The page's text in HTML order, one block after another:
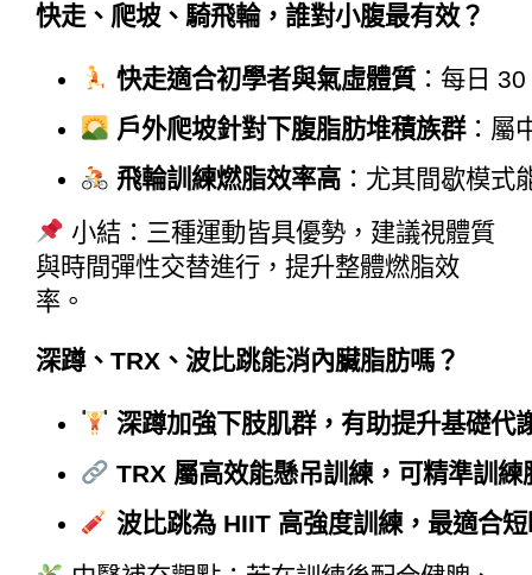
快走、爬坡、騎飛輪，誰對小腹最有效？
快走適合初學者與氣虛體質 ：每日
戶外爬坡針對下腹脂肪堆積族群：屬
飛輪訓練燃脂效率高 ：尤其間歇模
小結：三種運動皆具優勢，建議視體質
與時間彈性交替進行，提升整體燃脂效
率。
深蹲、 TRX 、波比跳能消內臟脂肪嗎？
深蹲加強下肢肌群，有助提升基礎代
TRX 屬高效能懸吊訓練，可精準訓
波比跳為 HIIT 高強度訓練，最適合